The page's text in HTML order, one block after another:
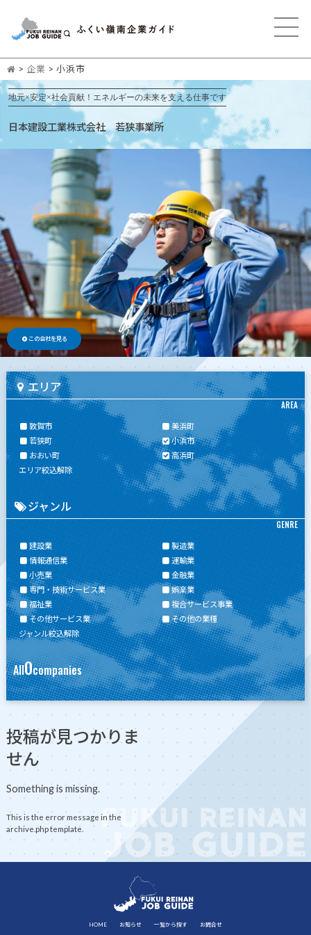
> 企業 > 小浜市
地元×安定×社会貢献！エネルギーの未来を支える仕事です
日本建設工業株式会社 若狭事業所
この会社を見る
エリア
AREA
敦賀市
美浜町
若狭町
小浜市
おおい町
高浜町
エリア絞込解除
ジャンル
GENRE
建設業
製造業
情報通信業
運輸業
小売業
金融業
専門・技術サービス業
娯楽業
福祉業
複合サービス事業
その他サービス業
その他の業種
ジャンル絞込解除
All0companies
投稿が見つかりま
せん
Something is missing.
This is the error message in the
archive.php template.
HOME お知らせ 一覧から探す お問合せ